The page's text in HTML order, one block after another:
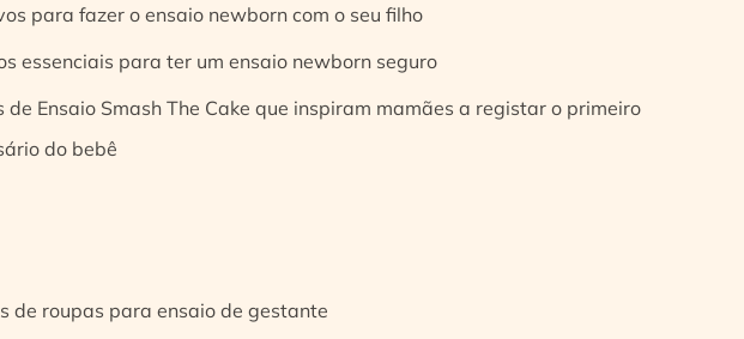
para fazer o ensaio newborn com o seu filho
essenciais para ter um ensaio newborn seguro
de Ensaio Smash The Cake que inspiram mamães a registar o primeiro
do bebê
de roupas para ensaio de gestante